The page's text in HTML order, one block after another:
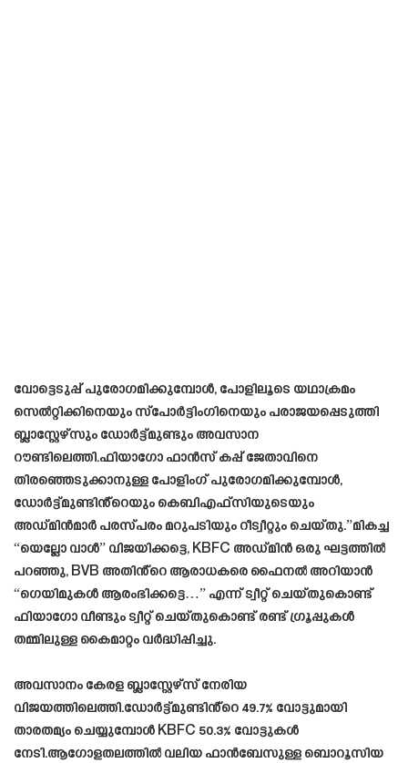
വോട്ടെടുപ്പ് പുരോഗമിക്കുമ്പോൾ, പോളിലൂടെ യഥാക്രമം
സെൽറ്റിക്കിനെയും സ്‌പോർട്ടിംഗിനെയും പരാജയപ്പെടുത്തി
ബ്ലാസ്റ്റേഴ്‌സും ഡോർട്ട്മുണ്ടും അവസാന
റൗണ്ടിലെത്തി.ഫിയാഗോ ഫാൻസ് കപ്പ് ജേതാവിനെ
തിരഞ്ഞെടുക്കാനുള്ള പോളിംഗ് പുരോഗമിക്കുമ്പോൾ,
ഡോർട്ട്മുണ്ടിൻ്റെയും കെബിഎഫ്‌സിയുടെയും
അഡ്മിൻമാർ പരസ്പരം മറുപടിയും റീട്വീറ്റും ചെയ്തു.”മികച്ച
“യെല്ലോ വാൾ” വിജയിക്കട്ടെ, KBFC അഡ്മിൻ ഒരു ഘട്ടത്തിൽ
പറഞ്ഞു, BVB അതിൻ്റെ ആരാധകരെ ഫൈനൽ അറിയാൻ
“ഗെയിമുകൾ ആരംഭിക്കട്ടെ…” എന്ന് ട്വീറ്റ് ചെയ്തുകൊണ്ട്
ഫിയാഗോ വീണ്ടും ട്വീറ്റ് ചെയ്തുകൊണ്ട് രണ്ട് ഗ്രൂപ്പുകൾ
തമ്മിലുള്ള കൈമാറ്റം വർദ്ധിപ്പിച്ചു.
അവസാനം കേരള ബ്ലാസ്റ്റേഴ്‌സ് നേരിയ
വിജയത്തിലെത്തി.ഡോർട്ട്മുണ്ടിൻ്റെ 49.7% വോട്ടുമായി
താരതമ്യം ചെയ്യുമ്പോൾ KBFC 50.3% വോട്ടുകൾ
നേടി.ആഗോളതലത്തിൽ വലിയ ഫാൻബേസുള്ള ബൊറൂസിയ